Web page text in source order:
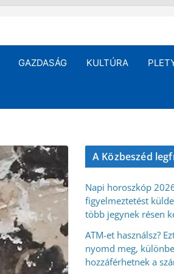
GAZDASÁG KULTÚRA
A Közbeszéd
Napi horoszkóp
figyelmeztetést
több jegynek résen
ATM-et használsz?
nyomd meg,
hozzáférhetnek a